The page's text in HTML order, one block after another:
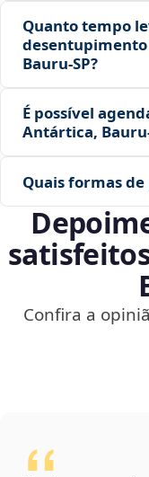
Quanto tempo
Bauru‑SP?
É possível
Antártica,
Quais formas
Confira a